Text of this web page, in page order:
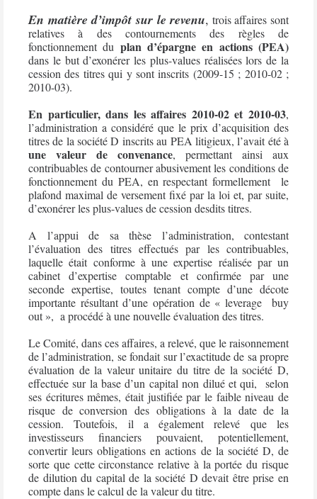
En matière d’impôt sur le revenu, trois affaires sont
relatives à des contournements des règles de
fonctionnement du plan d’épargne en actions (PEA)
dans le but d’exonérer les plus-values réalisées lors de la
cession des titres qui y sont inscrits (2009-15 ; 2010-02 ;
2010-03).
En particulier, dans les affaires 2010-02 et 2010-03,
l’administration a considéré que le prix d’acquisition des
titres de la société D inscrits au PEA litigieux, l’avait été à
une valeur de convenance, permettant ainsi aux
contribuables de contourner abusivement les conditions de
fonctionnement du PEA, en respectant formellement
le
plafond maximal de versement fixé par la loi et, par suite,
d’exonérer les plus-values de cession desdits titres.
A l’appui de sa thèse l’administration, contestant
l’évaluation des titres effectués par les contribuables,
laquelle était conforme à une expertise réalisée par un
cabinet d’expertise comptable et confirmée par une
seconde expertise, toutes tenant compte d’une décote
importante résultant d’une opération de « leverage
buy
out », a procédé à une nouvelle évaluation des titres.
Le Comité, dans ces affaires, a relevé, que le raisonnement
de l’administration, se fondait sur l’exactitude de sa propre
évaluation de la valeur unitaire du titre de la société D,
effectuée sur la base d’un capital non dilué et qui,
selon
ses écritures mêmes, était justifiée par le faible niveau de
risque de conversion des obligations à la date de la
cession. Toutefois, il a également relevé que les
investisseurs financiers pouvaient, potentiellement,
convertir leurs obligations en actions de la société D, de
sorte que cette circonstance relative à la portée du risque
de dilution du capital de la société D devait être prise en
compte dans le calcul de la valeur du titre.